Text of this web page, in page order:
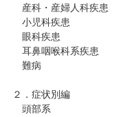
産科・産婦人科疾患
小児科疾患
眼科疾患
耳鼻咽喉科系疾患
難病
２．症状別編
頭部系